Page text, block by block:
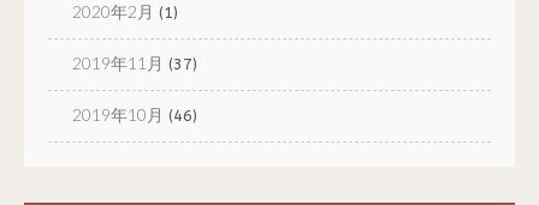
2020年2月 (1)
2019年11月 (37)
2019年10月 (46)